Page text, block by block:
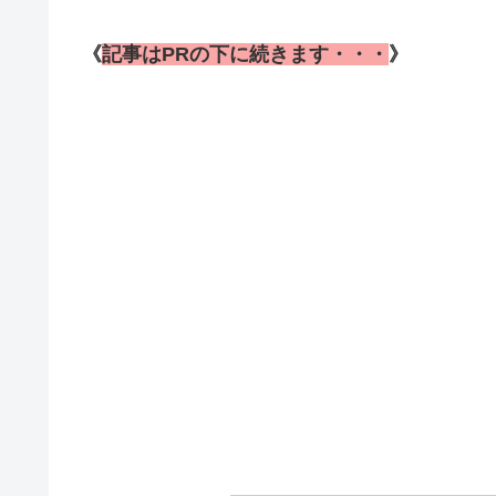
《記事はPRの下に続きます・・・ 》